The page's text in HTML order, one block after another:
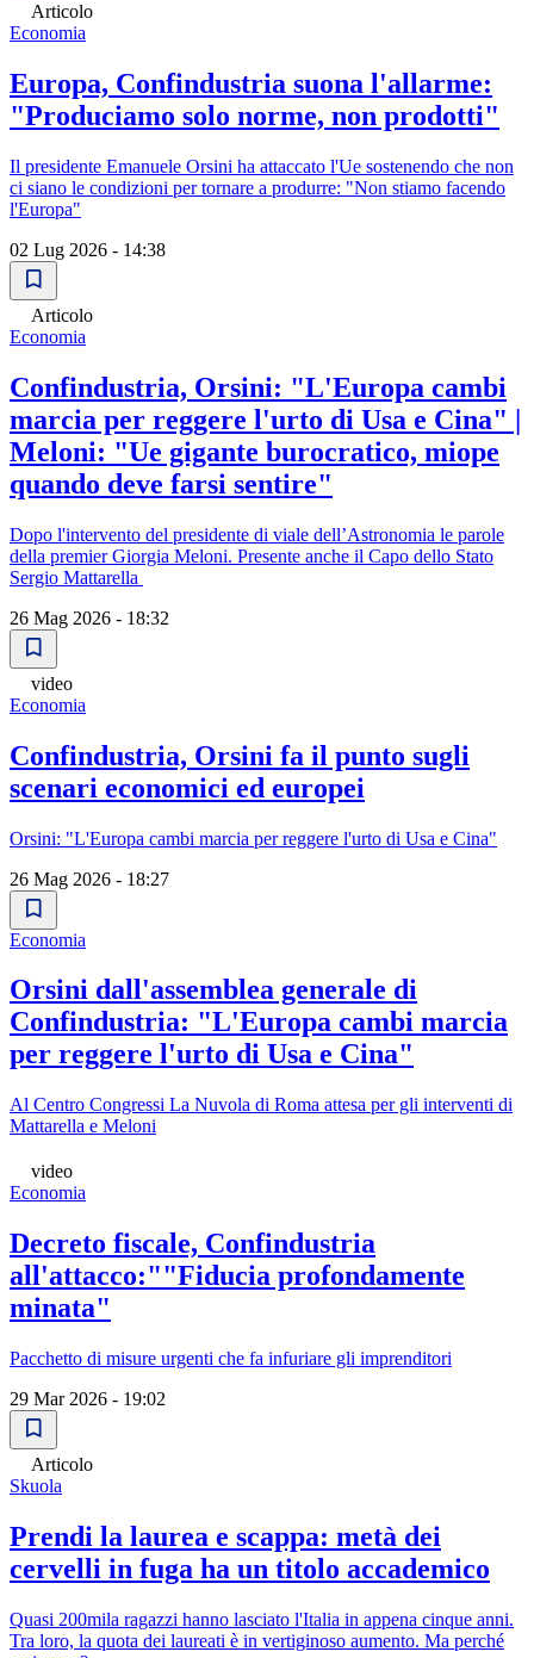
Articolo
Economia
Europa, Confindustria suona l'allarme:
"Produciamo solo norme, non prodotti"
Il presidente Emanuele Orsini ha attaccato l'Ue sostenendo che non
ci siano le condizioni per tornare a produrre: "Non stiamo facendo
l'Europa"
02 Lug 2026 - 14:38
Articolo
Economia
Confindustria, Orsini: "L'Europa cambi
marcia per reggere l'urto di Usa e Cina" |
Meloni: "Ue gigante burocratico, miope
quando deve farsi sentire"
Dopo l'intervento del presidente di viale dell’Astronomia le parole
della premier Giorgia Meloni. Presente anche il Capo dello Stato
Sergio Mattarella
26 Mag 2026 - 18:32
video
Economia
Confindustria, Orsini fa il punto sugli
scenari economici ed europei
Orsini: "L'Europa cambi marcia per reggere l'urto di Usa e Cina"
26 Mag 2026 - 18:27
Economia
Orsini dall'assemblea generale di
Confindustria: "L'Europa cambi marcia
per reggere l'urto di Usa e Cina"
Al Centro Congressi La Nuvola di Roma attesa per gli interventi di
Mattarella e Meloni
video
Economia
Decreto fiscale, Confindustria
all'attacco:""Fiducia profondamente
minata"
Pacchetto di misure urgenti che fa infuriare gli imprenditori
29 Mar 2026 - 19:02
Articolo
Skuola
Prendi la laurea e scappa: metà dei
cervelli in fuga ha un titolo accademico
Quasi 200mila ragazzi hanno lasciato l'Italia in appena cinque anni.
Tra loro, la quota dei laureati è in vertiginoso aumento. Ma perché